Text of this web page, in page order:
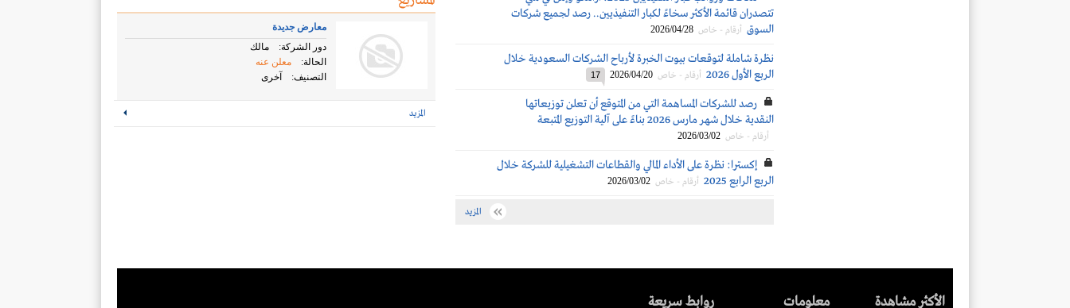
تتصدران قائمة الأكثر سخاءً لكبار التنفيذيين.. رصد لجميع شركات
السوق أرقام - خاص 2026/04/28
نظرة شاملة لتوقعات بيوت الخبرة لأرباح الشركات السعودية خلال
الربع الأول 2026
أرقام - خاص 2026/04/20
17
رصد للشركات المساهمة التي من المتوقع أن تعلن توزيعاتها
النقدية خلال شهر مارس 2026 بناءً على آلية التوزيع المتبعة
أرقام - خاص 2026/03/02
إكسترا: نظرة على الأداء المالي والقطاعات التشغيلية للشركة خلال
الربع الرابع 2025
أرقام - خاص 2026/03/02
المزيد
معارض جديدة
دور الشركة:
مالك
الحالة:
معلن عنه
التصنيف:
آخرى
المزيد
الأكثر مشاهدة معلومات روابط سريعة